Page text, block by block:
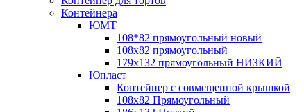
Контейнера
ЮМТ
108*82 прямоугольный новый
108х82 прямоугольный
179х132 прямоугольный НИЗКИЙ
Юпласт
Контейнер с совмещенной крышкой
108х82 Прямоугольный